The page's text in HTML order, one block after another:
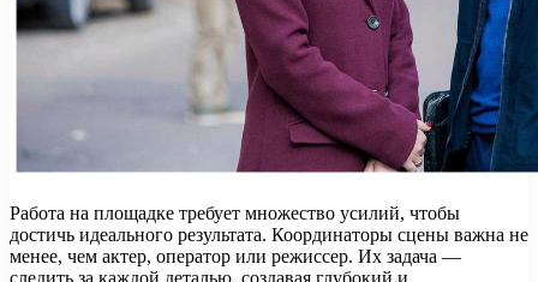
Работа на площадке требует множество усилий, чтобы
достичь идеального результата. Координаторы сцены важна не
менее, чем актер, оператор или режиссер. Их задача —
следить за каждой деталью, создавая глубокий и